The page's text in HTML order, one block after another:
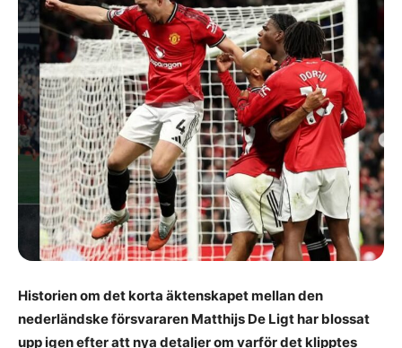
Historien om det korta äktenskapet mellan den
nederländske försvararen Matthijs De Ligt har blossat
upp igen efter att nya detaljer om varför det klipptes